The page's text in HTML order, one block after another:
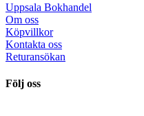
Uppsala Bokhandel
Om oss
Köpvillkor
Kontakta oss
Returansökan
Följ oss